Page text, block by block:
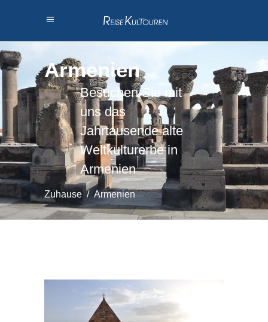
Armenien
Besuchen Sie mit
uns das
Jahrtausende alte
Weltkulturerbe in
Armenien
Zuhause / Armenien